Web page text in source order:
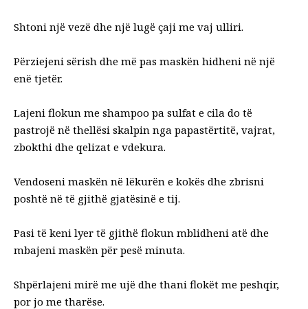
Shtoni një vezë dhe një lugë çaji me vaj ulliri.
Përziejeni sërish dhe më pas maskën hidheni në një
enë tjetër.
Lajeni flokun me shampoo pa sulfat e cila do të
pastrojë në thellësi skalpin nga papastërtitë, vajrat,
zbokthi dhe qelizat e vdekura.
Vendoseni maskën në lëkurën e kokës dhe zbrisni
poshtë në të gjithë gjatësinë e tij.
Pasi të keni lyer të gjithë flokun mblidheni atë dhe
mbajeni maskën për pesë minuta.
Shpërlajeni mirë me ujë dhe thani flokët me peshqir,
por jo me tharëse.